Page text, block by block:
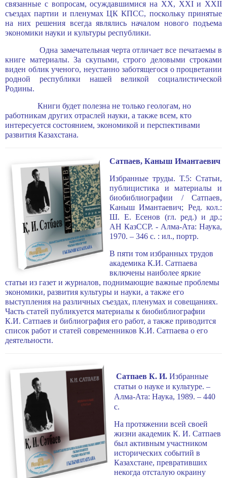
связанные с вопросам, осуждавшимися на ХХ, ХХI и XXII
съездах партии и пленумах ЦК КПСС, поскольку принятые
на них решения всегда являлись началом нового подъема
экономики науки и культуры республики.
Одна замечательная черта отличает все печатаемы в
книге материалы. За скупыми, строго деловыми строками
виден облик ученого, неустанно заботящегося о процветании
родной республики нашей великой социалистической
Родины.
Книги будет полезна не только геологам, но
работникам других отраслей науки, а также всем, кто
интересуется состоянием, экономикой и перспективами
развития Казахстана.
Сатпаев, Каныш Имантаевич
Избранные труды. Т.5: Статьи,
публицистика и материалы и
биобиблиографии / Сатпаев,
Каныш Имантаевич; Ред. кол.:
Ш. Е. Есенов (гл. ред.) и др.;
АН КазССР. - Алма-Ата: Наука,
1970. – 346 с. : ил., портр.
В пяти том избранных трудов
академика К.И. Сатпаева
включены наиболее яркие
статьи из газет и журналов, поднимающие важные проблемы
экономики, развития культуры и науки, а также его
выступления на различных съездах, пленумах и совещаниях.
Часть статей публикуется материалы к биобиблиографии
К.И. Сатпаев и библиография его работ, а также приводится
список работ и статей современников К.И. Сатпаева о его
деятельности.
Сатпаев К. И. Избранные
статьи о науке и культуре. –
Алма-Ата: Наука, 1989. – 440
с.
На протяжении всей своей
жизни академик К. И. Сатпаев
был активным участником
исторических событий в
Казахстане, превра­тивших
некогда отсталую окраину